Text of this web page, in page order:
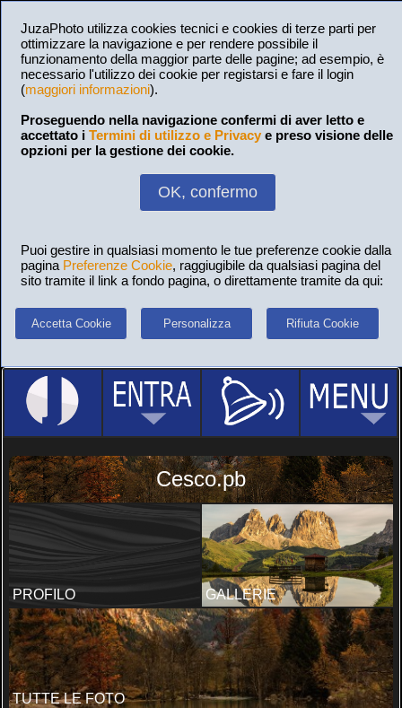
JuzaPhoto utilizza cookies tecnici e cookies di terze parti per
ottimizzare la navigazione e per rendere possibile il
funzionamento della maggior parte delle pagine; ad esempio, è
necessario l'utilizzo dei cookie per registarsi e fare il login
(maggiori informazioni).
Proseguendo nella navigazione confermi di aver letto e
accettato i Termini di utilizzo e Privacy e preso visione delle
opzioni per la gestione dei cookie.
OK, confermo
Puoi gestire in qualsiasi momento le tue preferenze cookie dalla
pagina Preferenze Cookie, raggiugibile da qualsiasi pagina del
sito tramite il link a fondo pagina, o direttamente tramite da qui:
Accetta Cookie Personalizza Rifiuta Cookie
Cesco.pb
PROFILO GALLERIE
TUTTE LE FOTO